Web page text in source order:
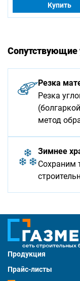
Купить
Сопутствующие
Резка
Резка
метод
Зимнее
Сохраним
Продукция
Прайс-листы